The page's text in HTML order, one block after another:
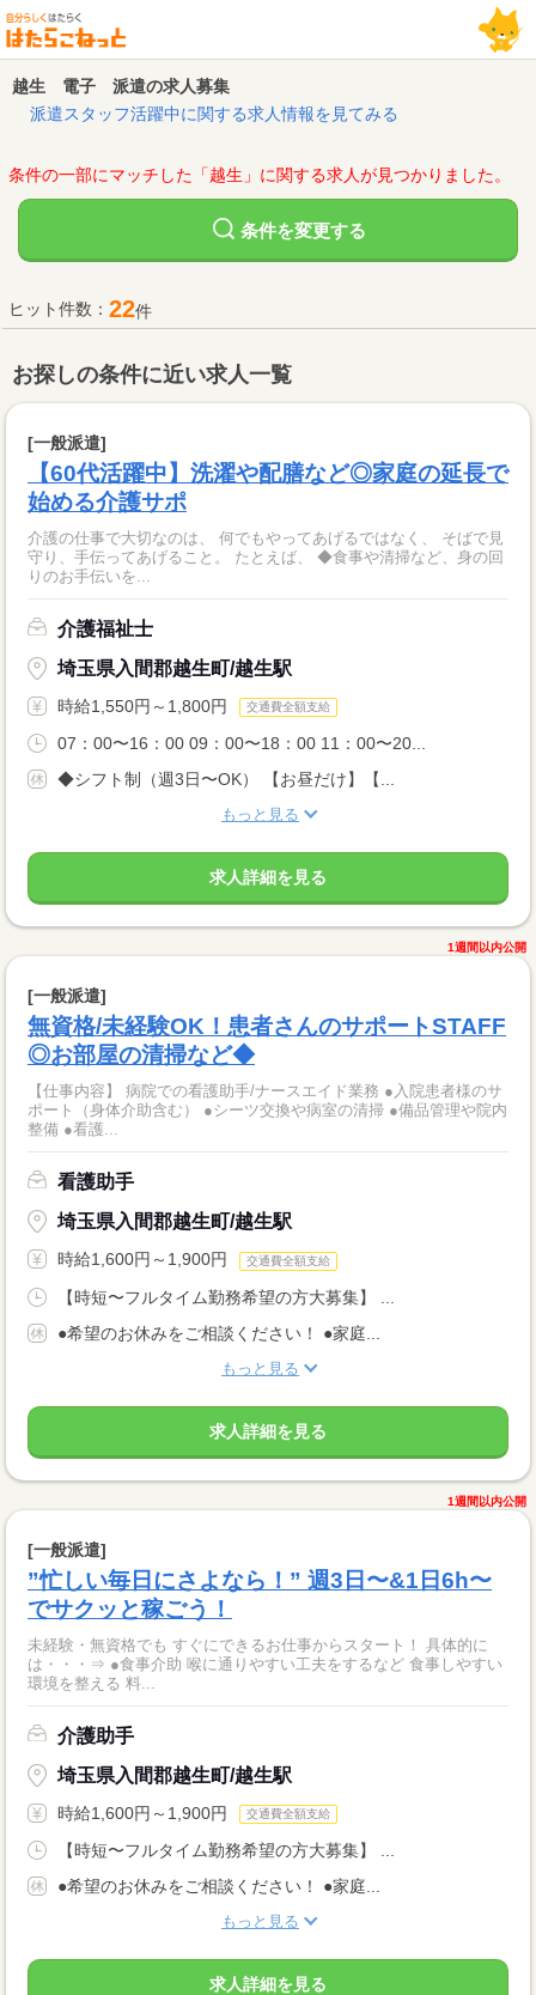
越生 電子 派遣の求人募集
派遣スタッフ活躍中に関する求人情報を見てみる
条件の一部にマッチした「越生」に関する求人が見つかりました。
条件を変更する
ヒット件数： 22件
お探しの条件に近い求人一覧
[一般派遣]
【60代活躍中】洗濯や配膳など◎家庭の延長で
始める介護サポ
介護の仕事で大切なのは、 何でもやってあげるではなく、 そばで見
守り、手伝ってあげること。 たとえば、 ◆食事や清掃など、身の回
りのお手伝いを...
介護福祉士
埼玉県入間郡越生町/越生駅
時給1,550円～1,800円 交通費全額支給
07：00〜16：00 09：00〜18：00 11：00〜20...
◆シフト制（週3日〜OK） 【お昼だけ】【...
もっと見る
求人詳細を見る
1週間以内公開
[一般派遣]
無資格/未経験OK！患者さんのサポートSTAFF
◎お部屋の清掃など◆
【仕事内容】 病院での看護助手/ナースエイド業務 ●入院患者様のサ
ポート（身体介助含む） ●シーツ交換や病室の清掃 ●備品管理や院内
整備 ●看護...
看護助手
埼玉県入間郡越生町/越生駅
時給1,600円～1,900円 交通費全額支給
【時短〜フルタイム勤務希望の方大募集】 ...
●希望のお休みをご相談ください！ ●家庭...
もっと見る
求人詳細を見る
1週間以内公開
[一般派遣]
”忙しい毎日にさよなら！” 週3日〜&1日6h〜
でサクッと稼ごう！
未経験・無資格でも すぐにできるお仕事からスタート！ 具体的に
は・・・⇒ ●食事介助 喉に通りやすい工夫をするなど 食事しやすい
環境を整える 料...
介護助手
埼玉県入間郡越生町/越生駅
時給1,600円～1,900円 交通費全額支給
【時短〜フルタイム勤務希望の方大募集】 ...
●希望のお休みをご相談ください！ ●家庭...
もっと見る
求人詳細を見る